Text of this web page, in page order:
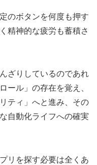
のボタンを何度も押す
精神的な疲労も蓄積さ
ざりしているのであれ
ール」の存在を覚え、
ティ」へと進み、その
自動化ライフへの確実
リを探す必要は全くあ